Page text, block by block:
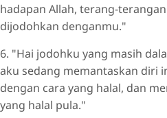
hadapan Allah, terang-
dijodohkan denganmu."
6. "Hai jodohku yang masih
aku sedang memantaskan diri
dengan cara yang halal, dan
yang halal pula."